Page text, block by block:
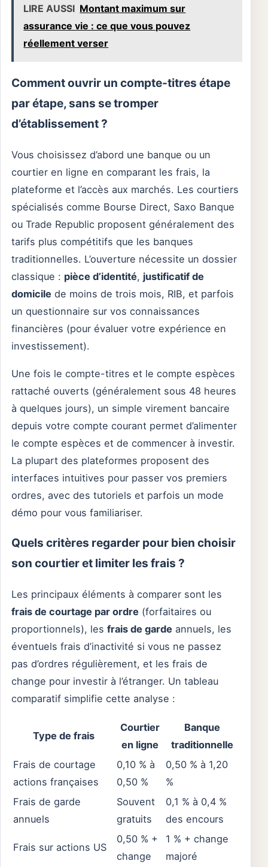
LIRE AUSSI Montant maximum sur
assurance vie : ce que vous pouvez
réellement verser
Comment ouvrir un compte-titres étape
par étape, sans se tromper
d’établissement ?
Vous choisissez d’abord une banque ou un
courtier en ligne en comparant les frais, la
plateforme et l’accès aux marchés. Les courtiers
spécialisés comme Bourse Direct, Saxo Banque
ou Trade Republic proposent généralement des
tarifs plus compétitifs que les banques
traditionnelles. L’ouverture nécessite un dossier
classique : pièce d’identité, justificatif de
domicile de moins de trois mois, RIB, et parfois
un questionnaire sur vos connaissances
financières (pour évaluer votre expérience en
investissement).
Une fois le compte-titres et le compte espèces
rattaché ouverts (généralement sous 48 heures
à quelques jours), un simple virement bancaire
depuis votre compte courant permet d’alimenter
le compte espèces et de commencer à investir.
La plupart des plateformes proposent des
interfaces intuitives pour passer vos premiers
ordres, avec des tutoriels et parfois un mode
démo pour vous familiariser.
Quels critères regarder pour bien choisir
son courtier et limiter les frais ?
Les principaux éléments à comparer sont les
frais de courtage par ordre (forfaitaires ou
proportionnels), les frais de garde annuels, les
éventuels frais d’inactivité si vous ne passez
pas d’ordres régulièrement, et les frais de
change pour investir à l’étranger. Un tableau
comparatif simplifie cette analyse :
Type de frais
Courtier
en ligne
Banque
traditionnelle
Frais de courtage
actions françaises
0,10 % à
0,50 %
0,50 % à 1,20
%
Frais de garde
annuels
Souvent
gratuits
0,1 % à 0,4 %
des encours
Frais sur actions US
0,50 % +
change
1 % + change
majoré